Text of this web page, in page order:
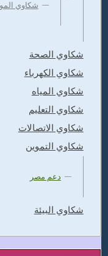
شكاوي
شكاوي الصحة
شكاوي الكهرباء
شكاوي المياه
شكاوي التعليم
شكاوي الاتصالات
شكاوي التموين
دعم مصر
شكاوي البيئة